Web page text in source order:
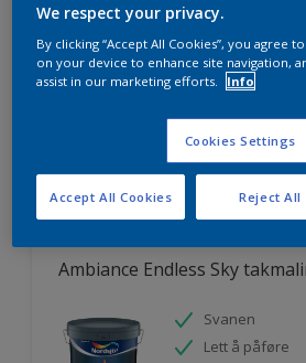
Ekstremt god
Avtørkbar
Sammenligne
Ambiance Endless Sky
Svanen
Lett å påføre
We respect your privacy.
By clicking “Accept All Cookies”, you agree
on your device to enhance site navigation,
assist in our marketing efforts.
Info
Cookies Settings
Reject All
Accept All Cookies